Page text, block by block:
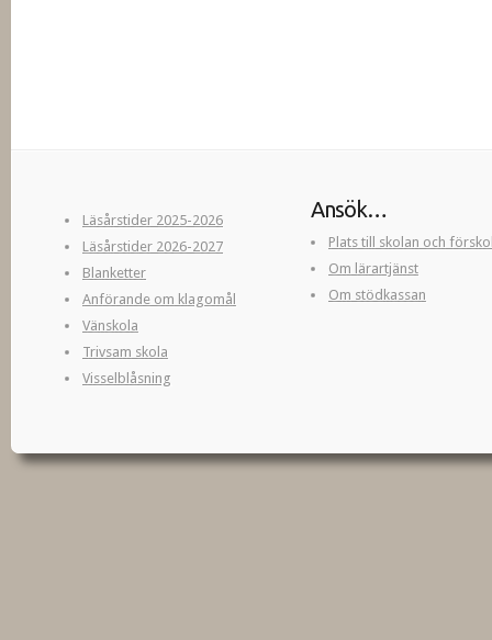
Läsårstider 2025-2026
Läsårstider 2026-2027
Blanketter
Anförande om klagomål
Vänskola
Trivsam skola
Visselblåsning
Ansök…
Plats till skolan och
Om lärartjänst
Om stödkassan